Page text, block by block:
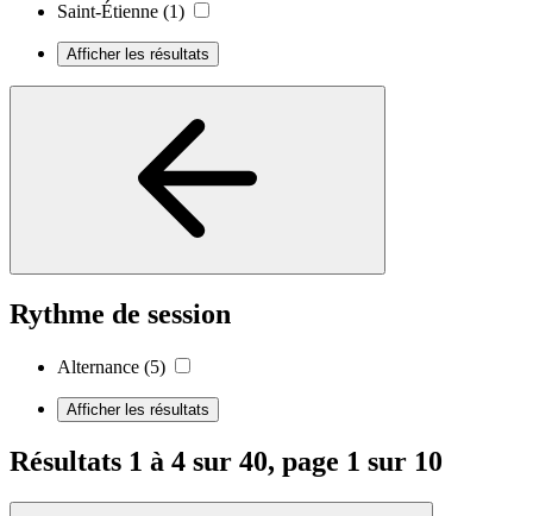
Saint-Étienne (1)
Afficher les résultats
Rythme de session
Alternance (5)
Afficher les résultats
Résultats 1 à 4 sur 40, page 1 sur 10